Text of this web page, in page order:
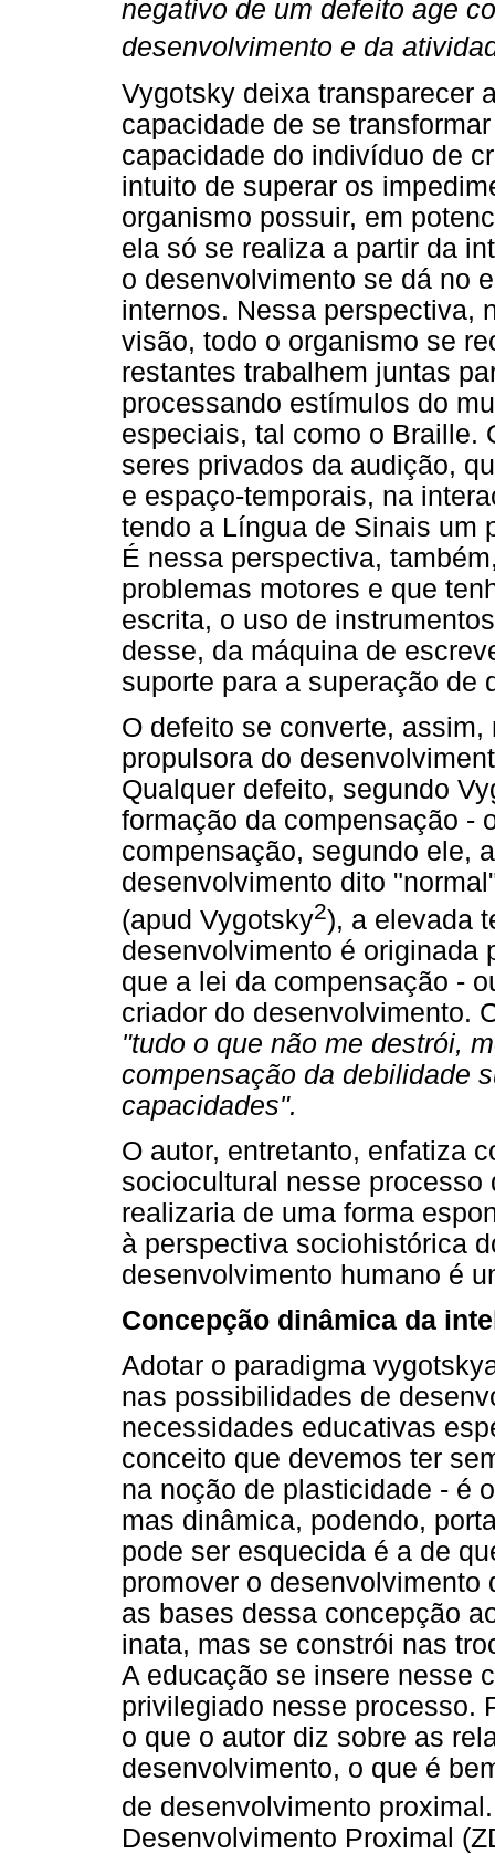
negativo de um defeito age
desenvolvimento e da
Vygotsky deixa transparecer
capacidade de se
capacidade do indivíduo de
intuito de superar os
organismo possuir, em
ela só se realiza a partir da
o desenvolvimento se dá no
internos. Nessa perspectiva,
visão, todo o organismo se
restantes trabalhem juntas
processando estímulos do
especiais, tal como o Braille.
seres privados da audição,
e espaço-temporais, na
tendo a Língua de Sinais um
É nessa perspectiva,
problemas motores e que
escrita, o uso de
desse, da máquina de
suporte para a superação de
O defeito se converte,
propulsora do
Qualquer defeito, segundo
formação da compensação -
compensação, segundo ele,
desenvolvimento dito
(apud Vygotsky2), a elevada
desenvolvimento é originada
que a lei da compensação -
criador do desenvolvimento.
"tudo o que não me destrói,
compensação da debilidade
capacidades".
O autor, entretanto, enfatiza
sociocultural nesse
realizaria de uma forma
à perspectiva sociohistórica
desenvolvimento humano é
Concepção dinâmica da
Adotar o paradigma
nas possibilidades de
necessidades educativas
conceito que devemos ter
na noção de plasticidade - é
mas dinâmica, podendo,
pode ser esquecida é a de
promover o
as bases dessa concepção
inata, mas se constrói nas
A educação se insere nesse
privilegiado nesse processo.
o que o autor diz sobre as
desenvolvimento, o que é
de desenvolvimento
Desenvolvimento Proximal